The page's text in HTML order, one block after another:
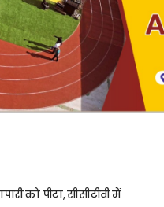
को पीटा, सीसीटीवी में